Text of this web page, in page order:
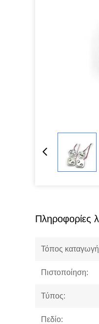
Πληροφορίες
Τόπος
Πιστοποίηση:
Τύπος:
Πεδίο: